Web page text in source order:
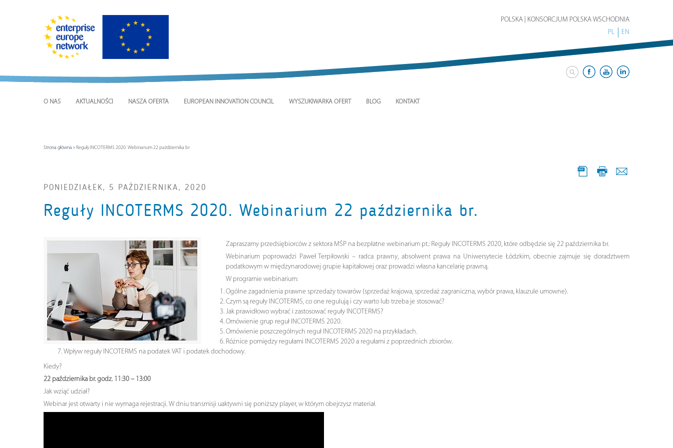
POLSKA | KONSORCJUM POLSKA WSCHODNIA
PL
EN
O NAS AKTUALNOŚCI NASZA OFERTA EUROPEAN INNOVATION COUNCIL WYSZUKIWARKA OFERT BLOG KONTAKT
Strona główna » Reguły INCOTERMS 2020. Webinarium 22 października br.
PONIEDZIAŁEK, 5 PAŹDZIERNIKA, 2020
Reguły INCOTERMS 2020. Webinarium 22 października br.
Zapraszamy przedsiębiorców z sektora MŚP na bezpłatne webinarium pt.: Reguły INCOTERMS 2020, które odbędzie się 22 października br.
Webinarium poprowadzi Paweł Terpiłowski – radca prawny, absolwent prawa na Uniwersytecie Łódzkim, obecnie zajmuje się doradztwem
podatkowym w międzynarodowej grupie kapitałowej oraz prowadzi własna kancelarię prawną.
W programie webinarium:
Ogólne zagadnienia prawne sprzedaży towarów (sprzedaż krajowa, sprzedaż zagraniczna, wybór prawa, klauzule umowne).
Czym są reguły INCOTERMS, co one regulują i czy warto lub trzeba je stosować?
Jak prawidłowo wybrać i zastosować reguły INCOTERMS?
Omówienie grup reguł INCOTERMS 2020.
Omówienie poszczególnych reguł INCOTERMS 2020 na przykładach.
Różnice pomiędzy regułami INCOTERMS 2020 a regułami z poprzednich zbiorów.
Wpływ reguły INCOTERMS na podatek VAT i podatek dochodowy.
Kiedy?
22 października br. godz. 11:30 – 13:00
Jak wziąć udział?
Webinar jest otwarty i nie wymaga rejestracji. W dniu transmisji uaktywni się poniższy player, w którym obejrzysz materiał.